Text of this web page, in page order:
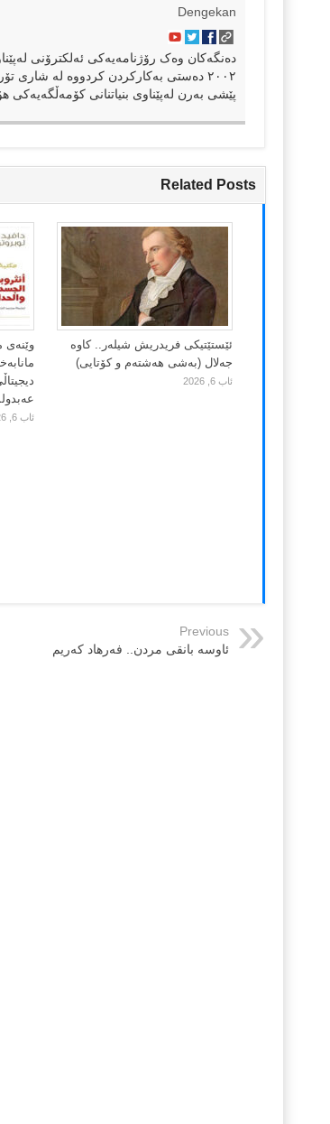
Dengekan
٢٠٠٢ دەستی بەکارکردن کردووە لە شاری
پێشی بەرن لەپێناوی بنیاتنانی کۆمەڵگەیەکی
Related Posts
ئێستێتیکی فریدریش شیلەر.. کاوە
جەلال (بەشی هەشتەم و کۆتایی)
ئاب 6, 2026
وێنەی
ئاب 6, 2026
Previous
ئاوسه بانقی مردن.. فەرهاد کەریم